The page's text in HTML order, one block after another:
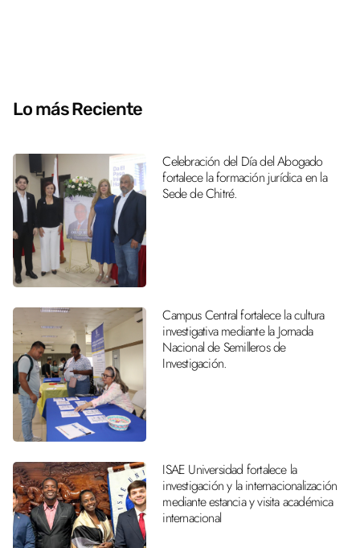
Lo más Reciente
Celebración del Día del Abogado
fortalece la formación jurídica en la
Sede de Chitré.
Campus Central fortalece la cultura
investigativa mediante la Jornada
Nacional de Semilleros de
Investigación.
ISAE Universidad fortalece la
investigación y la internacionalización
mediante estancia y visita académica
internacional